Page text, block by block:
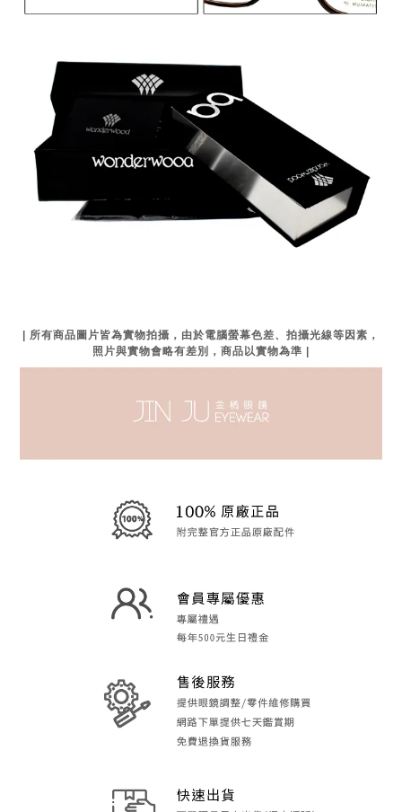
| 所有商品圖片皆為實物拍攝，由於電腦螢幕色差、拍攝光線等因素，
照片與實物會略有差別，商品以實物為準 |